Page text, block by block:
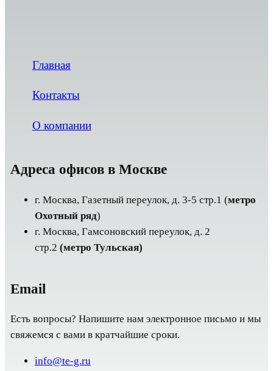
Главная
Контакты
О компании
Адреса офисов в Москве
г. Москва, Газетный переулок, д. 3-5 стр.1 (метро
Охотный ряд)
г. Москва, Гамсоновский переулок, д. 2
стр.2 (метро Тульская)
Email
Есть вопросы? Напишите нам электронное письмо и мы
свяжемся с вами в кратчайшие сроки.
info@te-g.ru